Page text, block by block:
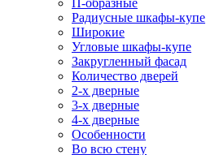
П-образные
Радиусные шкафы-купе
Широкие
Угловые шкафы-купе
Закругленный фасад
Количество дверей
2-х дверные
3-х дверные
4-х дверные
Особенности
Во всю стену